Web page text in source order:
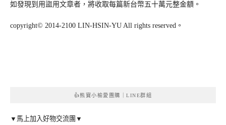
如發現到用盜用文章者，將收取每篇新台幣五十萬元整金額。
copyright© 2014-2100 LIN-HSIN-YU All rights reserved。
👍熊寶小榆愛團購｜LINE群組
▼馬上加入好物交流團▼